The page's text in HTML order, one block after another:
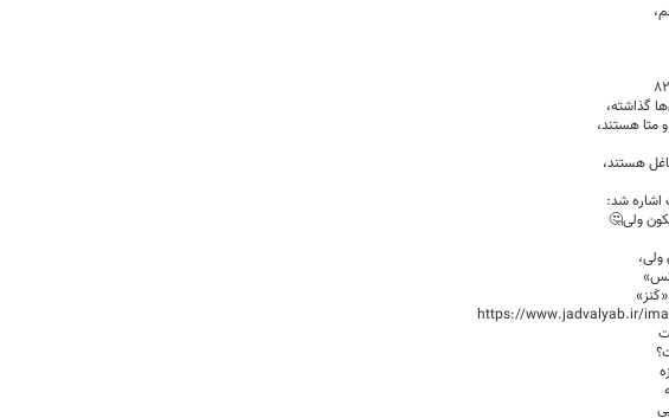
گذاشته،
متا هستند،
هستند،
شد:
ولی🤔
https://www.jadvalyab.ir/